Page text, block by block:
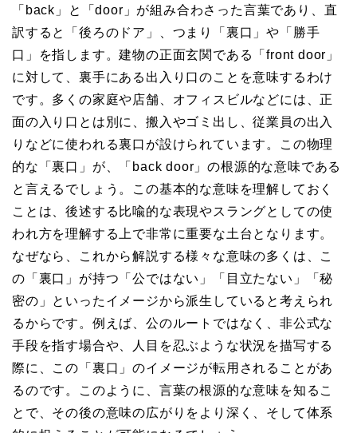
「back」と「door」が組み合わさった言葉であり、直
訳すると「後ろのドア」、つまり「裏口」や「勝手
口」を指します。建物の正面玄関である「front door」
に対して、裏手にある出入り口のことを意味するわけ
です。多くの家庭や店舗、オフィスビルなどには、正
面の入り口とは別に、搬入やゴミ出し、従業員の出入
りなどに使われる裏口が設けられています。この物理
的な「裏口」が、「back door」の根源的な意味である
と言えるでしょう。この基本的な意味を理解しておく
ことは、後述する比喩的な表現やスラングとしての使
われ方を理解する上で非常に重要な土台となります。
なぜなら、これから解説する様々な意味の多くは、こ
の「裏口」が持つ「公ではない」「目立たない」「秘
密の」といったイメージから派生していると考えられ
るからです。例えば、公のルートではなく、非公式な
手段を指す場合や、人目を忍ぶような状況を描写する
際に、この「裏口」のイメージが転用されることがあ
るのです。このように、言葉の根源的な意味を知るこ
とで、その後の意味の広がりをより深く、そして体系